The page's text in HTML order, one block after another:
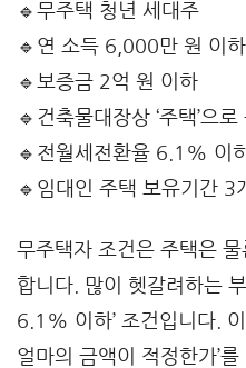
🔹무주택 청년 세대주
🔹연 소득 6,000만 원 이
🔹보증금 2억 원 이하
🔹건축물대장상 ‘주택’으
🔹전월세전환율 6.1% 이
🔹임대인 주택 보유기간 3
무주택자 조건은 주택은
합니다. 많이 헷갈려하는
6.1% 이하’ 조건입니다.
얼마의 금액이 적정한가’